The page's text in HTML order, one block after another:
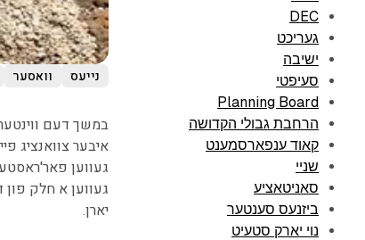
DEC
געריכט
ישיבה
סעיפטי
Planning Board
הרחבת גבולי הקדושה
קאוד ענפארסמענט
שניי
סאניטאציע
ביזנעס סענטער
נוי יארק סטעיט
נייעס וואסער
במשך דעם
איבער צוואנציג
געווען
געווען א חלק
יארן.